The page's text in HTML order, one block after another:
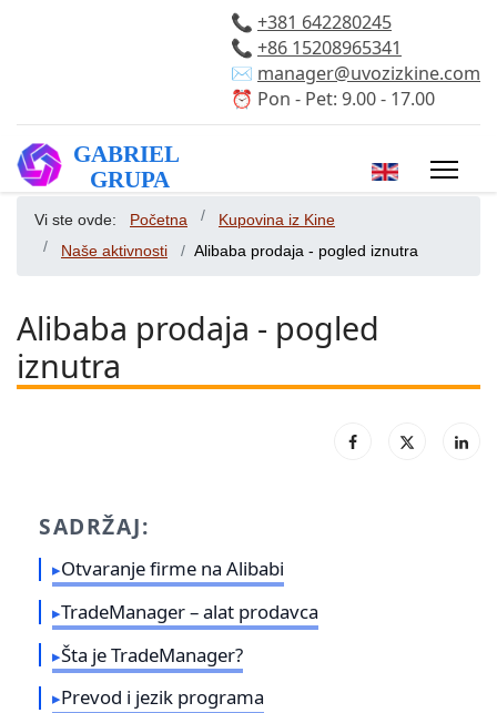
📞 +381 642280245
📞 +86 15208965341
✉️ manager@uvozizkine.com
⏰ Pon - Pet: 9.00 - 17.00
Izaberite vaš
Vi ste ovde: Početna
Kupovina iz Kine
Naše aktivnosti
Alibaba prodaja - pogled iznutra
Alibaba prodaja - pogled
iznutra
SADRŽAJ:
Otvaranje firme na Alibabi
TradeManager – alat prodavca
Šta je TradeManager?
Prevod i jezik programa